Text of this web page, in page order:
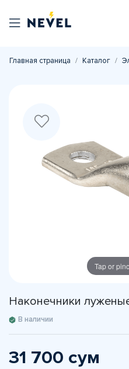
Главная страница Каталог
Tap or
Наконечники
В наличии
31 700 сум